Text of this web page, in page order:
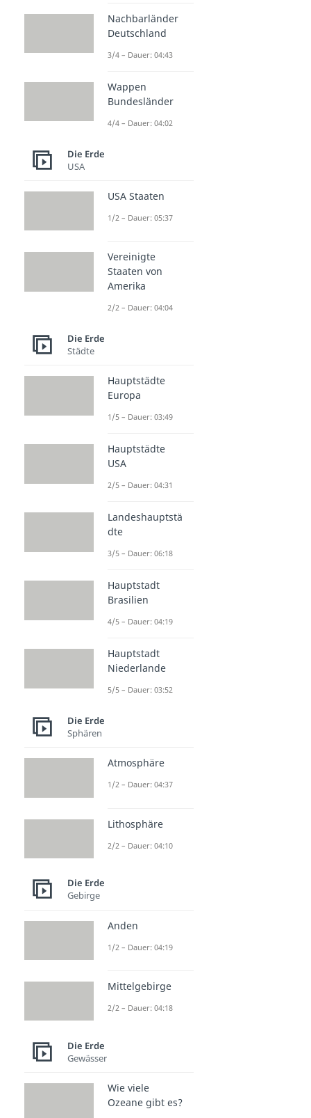
Nachbarländer
Deutschland
3/4 – Dauer: 04:43
Wappen
Bundesländer
4/4 – Dauer: 04:02
Die Erde
USA
USA Staaten
1/2 – Dauer: 05:37
Vereinigte
Staaten von
Amerika
2/2 – Dauer: 04:04
Die Erde
Städte
Hauptstädte
Europa
1/5 – Dauer: 03:49
Hauptstädte
USA
2/5 – Dauer: 04:31
Landeshauptstä
dte
3/5 – Dauer: 06:18
Hauptstadt
Brasilien
4/5 – Dauer: 04:19
Hauptstadt
Niederlande
5/5 – Dauer: 03:52
Die Erde
Sphären
Atmosphäre
1/2 – Dauer: 04:37
Lithosphäre
2/2 – Dauer: 04:10
Die Erde
Gebirge
Anden
1/2 – Dauer: 04:19
Mittelgebirge
2/2 – Dauer: 04:18
Die Erde
Gewässer
Wie viele
Ozeane gibt es?